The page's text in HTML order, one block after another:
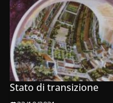
Stato di transizione